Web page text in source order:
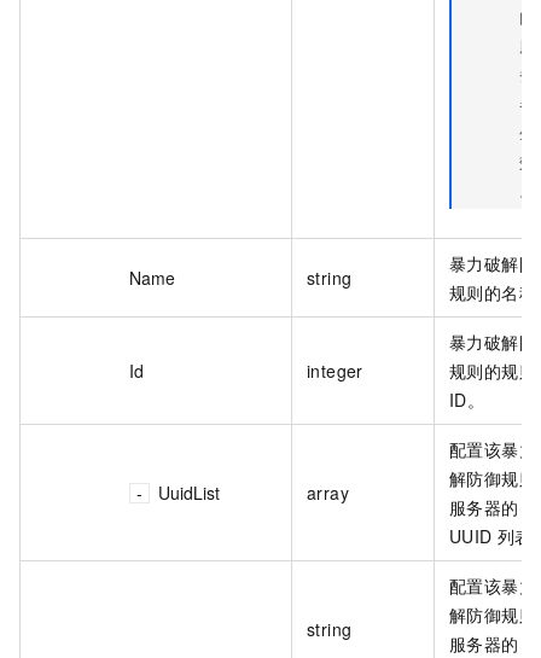
的
服
务
器
生
效
Name string
暴力破解防
规则的名称
Id integer
暴力破解防
规则的规则
ID。
UuidList array
配置该暴力
解防御规则
服务器的
UUID 列表
string
配置该暴力
解防御规则
服务器的